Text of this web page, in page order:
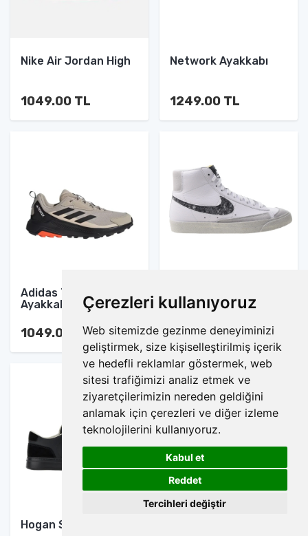
Çerezleri kullanıyoruz
Web sitemizde gezinme deneyiminizi
geliştirmek, size kişiselleştirilmiş içerik
ve hedefli reklamlar göstermek, web
sitesi trafiğimizi analiz etmek ve
ziyaretçilerimizin nereden geldiğini
anlamak için çerezleri ve diğer izleme
teknolojilerini kullanıyoruz.
Kabul et
Reddet
Tercihleri değiştir
Nike Air Jordan High
1049.00 TL
Network Ayakkabı
1249.00 TL
Adidas Terrex Spor
Ayakkabı
1049.00 TL
Nike Blazer Mid Spor
Ayakkabı
1049.00 TL
Hogan Spor Ayakkabı